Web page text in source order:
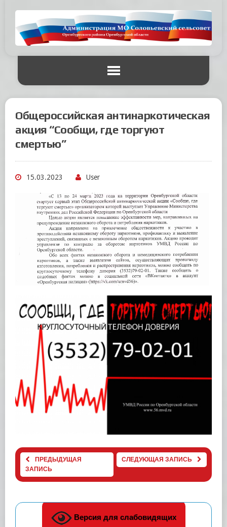
Общероссийская антинаркотическая
акция “Сообщи, где торгуют
смертью”
15.03.2023 User
ПРЕДЫДУЩАЯ
ЗАПИСЬ
СЛЕДУЮЩАЯ ЗАПИСЬ
Версия для слабовидящих